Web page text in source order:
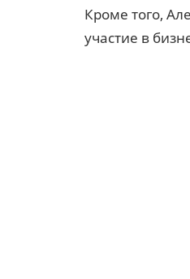
Кроме того,
участие в